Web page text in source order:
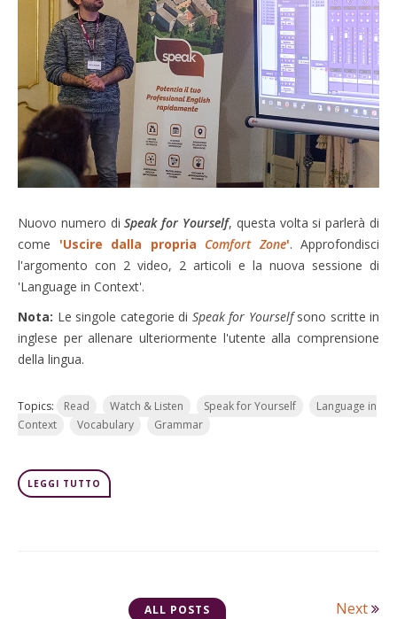
Nuovo numero di Speak for Yourself, questa volta si parlerà di
come 'Uscire dalla propria Comfort Zone'. Approfondisci
l'argomento con 2 video, 2 articoli e la nuova sessione di
'Language in Context'.
Nota: Le singole categorie di Speak for Yourself sono scritte in
inglese per allenare ulteriormente l'utente alla comprensione
della lingua.
Topics: Read Watch & Listen Speak for Yourself
Language in
Context
Vocabulary Grammar
LEGGI TUTTO
ALL POSTS Next